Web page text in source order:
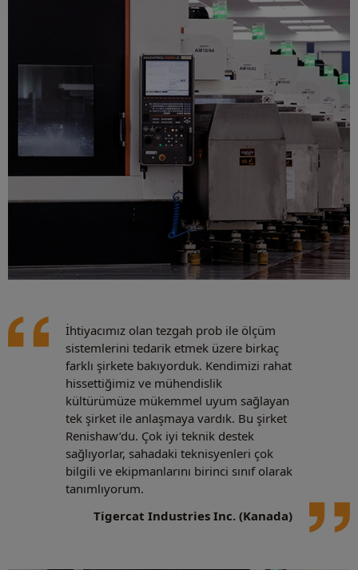
İhtiyacımız olan tezgah prob ile ölçüm
sistemlerini tedarik etmek üzere birkaç
farklı şirkete bakıyorduk. Kendimizi rahat
hissettiğimiz ve mühendislik
kültürümüze mükemmel uyum sağlayan
tek şirket ile anlaşmaya vardık. Bu şirket
Renishaw’du. Çok iyi teknik destek
sağlıyorlar, sahadaki teknisyenleri çok
bilgili ve ekipmanlarını birinci sınıf olarak
tanımlıyorum.
Tigercat Industries Inc. (Kanada)